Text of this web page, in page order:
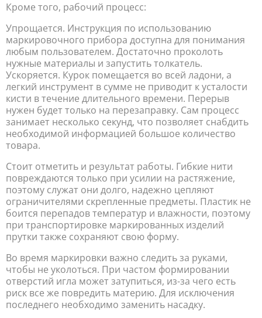
Кроме того, рабочий процесс:
Упрощается. Инструкция по использованию
маркировочного прибора доступна для понимания
любым пользователем. Достаточно проколоть
нужные материалы и запустить толкатель.
Ускоряется. Курок помещается во всей ладони, а
легкий инструмент в сумме не приводит к усталости
кисти в течение длительного времени. Перерыв
нужен будет только на перезаправку. Сам процесс
занимает несколько секунд, что позволяет снабдить
необходимой информацией большое количество
товара.
Стоит отметить и результат работы. Гибкие нити
повреждаются только при усилии на растяжение,
поэтому служат они долго, надежно цепляют
ограничителями скрепленные предметы. Пластик не
боится перепадов температур и влажности, поэтому
при транспортировке маркированных изделий
прутки также сохраняют свою форму.
Во время маркировки важно следить за руками,
чтобы не уколоться. При частом формировании
отверстий игла может затупиться, из-за чего есть
риск все же повредить материю. Для исключения
последнего необходимо заменить насадку.